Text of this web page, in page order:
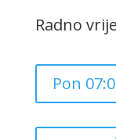
Radno
Pon